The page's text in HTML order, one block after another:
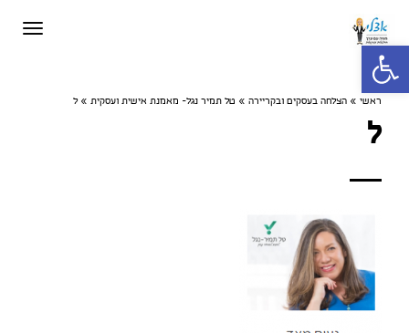
פתח סרגל נגישות
ראשי » הצלחה בעסקים ובקריירה » טל תמיר נגל- מאמנת אישית ועסקית » ל
ל